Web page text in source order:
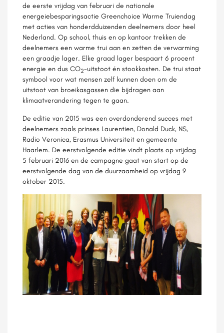
de eerste vrijdag van februari de nationale
energeiebesparingsactie Greenchoice Warme Truiendag
met acties van honderdduizenden deelnemers door heel
Nederland. Op school, thuis en op kantoor trekken de
deelnemers een warme trui aan en zetten de verwarming
een graadje lager. Elke graad lager bespaart 6 procent
energie en dus CO2-uitstoot én stookkosten. De trui staat
symbool voor wat mensen zelf kunnen doen om de
uitstoot van broeikasgassen die bijdragen aan
klimaatverandering tegen te gaan.
De editie van 2015 was een overdonderend succes met
deelnemers zoals prinses Laurentien, Donald Duck, NS,
Radio Veronica, Erasmus Universiteit en gemeente
Haarlem. De eerstvolgende editie vindt plaats op vrijdag
5 februari 2016 en de campagne gaat van start op de
eerstvolgende dag van de duurzaamheid op vrijdag 9
oktober 2015.